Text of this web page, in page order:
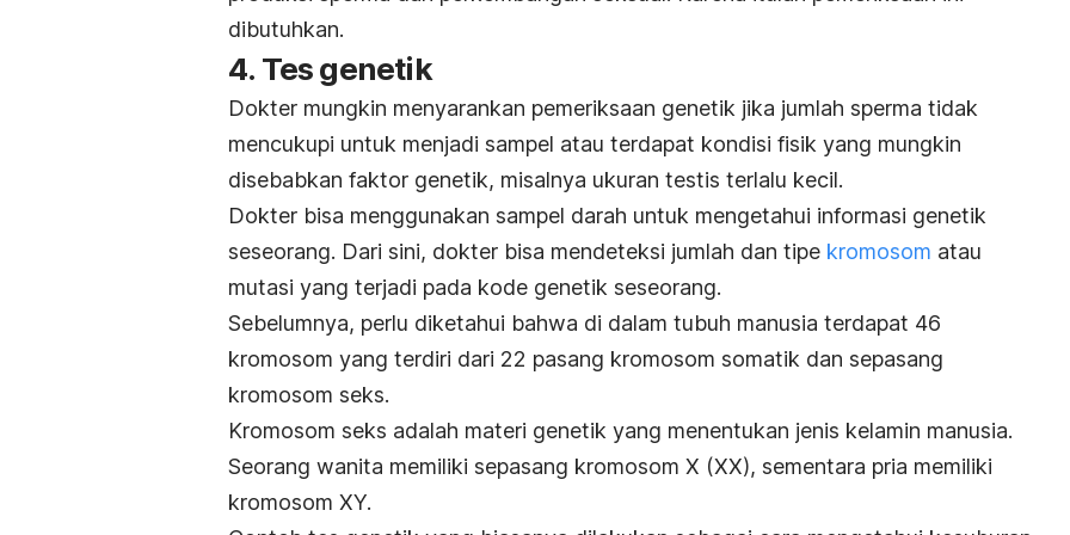
dibutuhkan.
4. Tes genetik
Dokter mungkin menyarankan pemeriksaan genetik jika jumlah sperma tidak
mencukupi untuk menjadi sampel atau terdapat kondisi fisik yang mungkin
disebabkan faktor genetik, misalnya ukuran testis terlalu kecil.
Dokter bisa menggunakan sampel darah untuk mengetahui informasi genetik
seseorang. Dari sini, dokter bisa mendeteksi jumlah dan tipe kromosom atau
mutasi yang terjadi pada kode genetik seseorang.
Sebelumnya, perlu diketahui bahwa di dalam tubuh manusia terdapat 46
kromosom yang terdiri dari 22 pasang kromosom somatik dan sepasang
kromosom seks.
Kromosom seks adalah materi genetik yang menentukan jenis kelamin manusia.
Seorang wanita memiliki sepasang kromosom X (XX), sementara pria memiliki
kromosom XY.